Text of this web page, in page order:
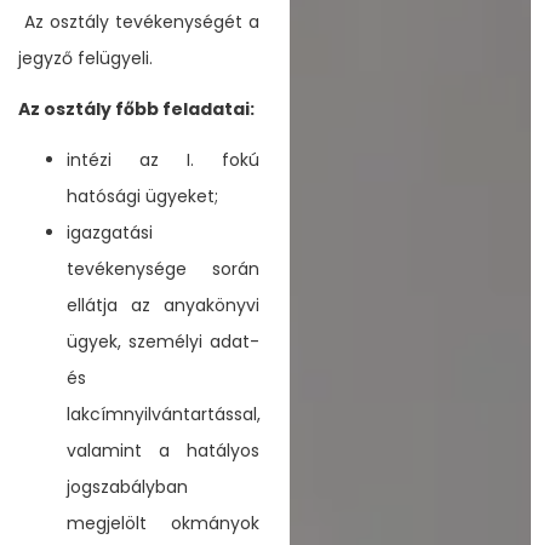
Az osztály tevékenységét a
jegyző felügyeli.
Az osztály főbb feladatai:
intézi az I. fokú
hatósági ügyeket;
igazgatási
tevékenysége során
ellátja az anyakönyvi
ügyek, személyi adat-
és
lakcímnyilvántartással,
valamint a hatályos
jogszabályban
megjelölt okmányok